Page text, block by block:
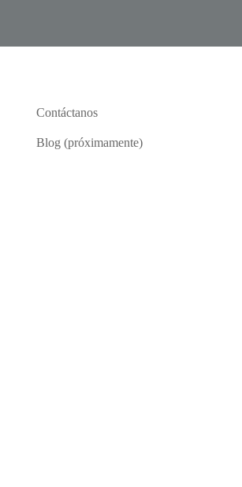
Contáctanos
Blog (próximamente)